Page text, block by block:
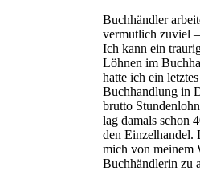
Buchhändler
vermutlich zuviel
Ich kann ein
Löhnen im
hatte ich ein
Buchhandlung in
brutto
lag damals schon
den Einzelhandel.
mich von meinem
Buchhändlerin zu